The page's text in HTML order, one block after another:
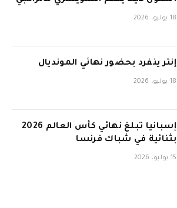
18 يوليو، 2026
إنتر ينفرد بحضور نهائي المونديال
18 يوليو، 2026
إسبانيا تبلغ نهائي كأس العالم 2026
بثنائية في شباك فرنسا
15 يوليو، 2026